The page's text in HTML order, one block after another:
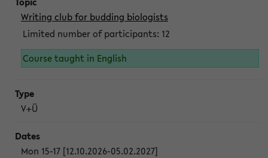
Writing club for budding biologists
Limited number of participants: 12
Course taught in English
V+Ü
Mon 15-17 [12.10.2026-05.02.2027]